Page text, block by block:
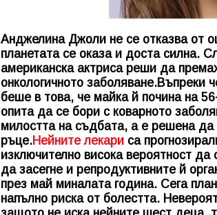
Анджелина Джоли не се отказва от
планетата се оказа и доста силна.
американска актриса реши да
онкологичното
беше в това, че майка й почина на
опита да се бори с коварното
милостта на съдбата, а е решена да
ръце.Нейните лекари са
изключително висока вероятност
да засегне и репродуктивните й
през май миналата година. Сега
напълно риска от болестта.